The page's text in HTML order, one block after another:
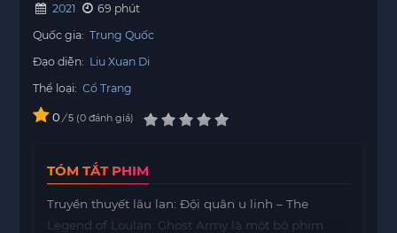
2021
69 phút
Quốc gia: Trung Quốc
Đạo diễn: Liu Xuan Di
Thể loại: Cổ Trang
0 / 5 0 đánh giá
TÓM TẮT PHIM
Truyền thuyết lâu lan: Đội quân u linh – The
Legend of Loulan: Ghost Army là một bộ phim